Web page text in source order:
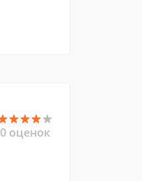
0 оценок